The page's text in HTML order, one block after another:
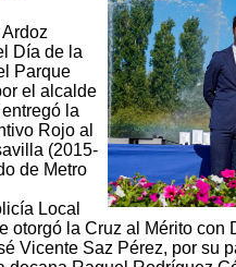
Día de la
Parque
el alcalde
la
Rojo al
(2015-
de Metro
Local
otorgó la Cruz al Mérito con
Vicente Saz Pérez, por su